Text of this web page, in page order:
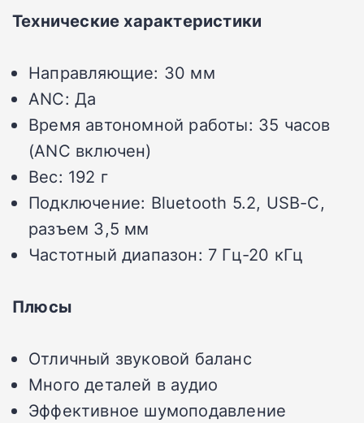
Технические характеристики
Направляющие: 30 мм
ANC: Да
Время автономной работы: 35 часов
(ANC включен)
Вес: 192 г
Подключение: Bluetooth 5.2, USB-C,
разъем 3,5 мм
Частотный диапазон: 7 Гц-20 кГц
Плюсы
Отличный звуковой баланс
Много деталей в аудио
Эффективное шумоподавление